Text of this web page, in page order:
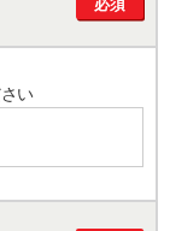
必須
い